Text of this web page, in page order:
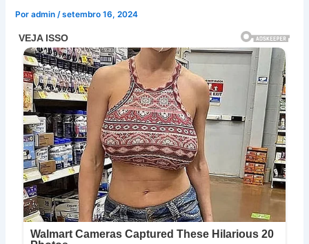
Poradmin/setembro 16, 2024